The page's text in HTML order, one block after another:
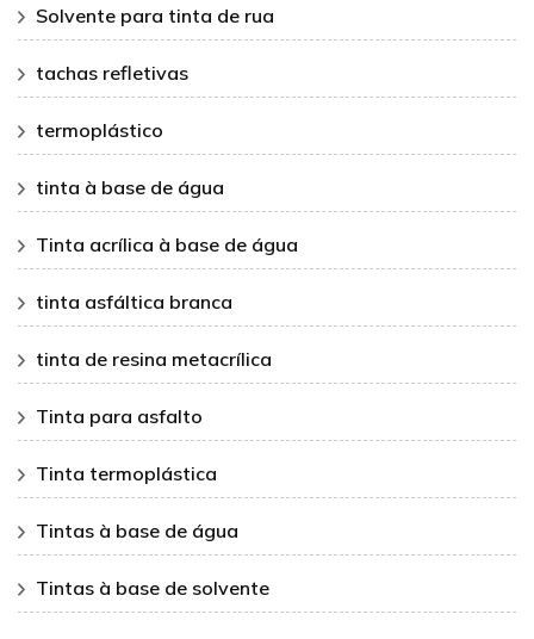
Solvente para tinta de rua
tachas refletivas
termoplástico
tinta à base de água
Tinta acrílica à base de água
tinta asfáltica branca
tinta de resina metacrílica
Tinta para asfalto
Tinta termoplástica
Tintas à base de água
Tintas à base de solvente